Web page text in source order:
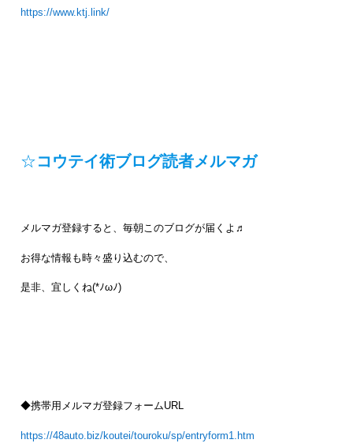
https://www.ktj.link/
☆コウテイ術ブログ読者メルマガ
メルマガ登録すると、毎朝このブログが届くよ♬
お得な情報も時々盛り込むので、
是非、宜しくね(*ﾉωﾉ)
◆携帯用メルマガ登録フォームURL
https://48auto.biz/koutei/touroku/sp/entryform1.htm